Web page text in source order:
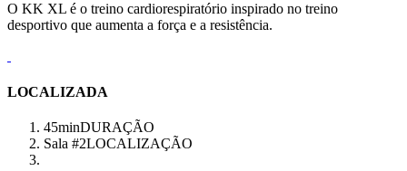
O KK XL é o treino cardiorespiratório inspirado no treino
desportivo que aumenta a força e a resistência.
LOCALIZADA
45minDURAÇÃO
Sala #2LOCALIZAÇÃO